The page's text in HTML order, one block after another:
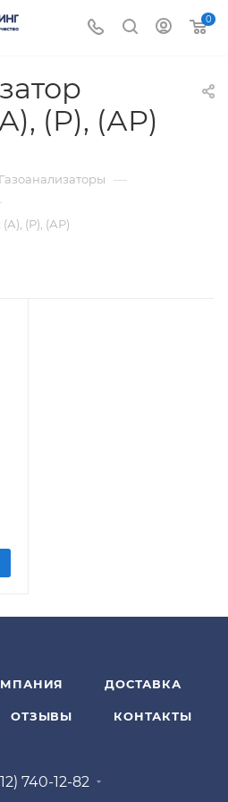
0
(Р), (АР)
Газоанализаторы —
(Р), (АР)
ДОСТАВКА
ОТЗЫВЫ КОНТАКТЫ
740-12-82